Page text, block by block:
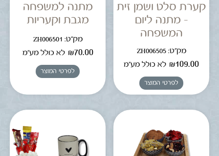
קערת סלט ושמן זית
– מתנה ליום
המשפחה
מק"ט: ZH006505
₪109.00 לא כולל מע"מ
לפרטי המוצר
מתנה למשפחה
מגבת וקעריות
מק"ט: ZH006501
₪70.00 לא כולל מע"מ
לפרטי המוצר